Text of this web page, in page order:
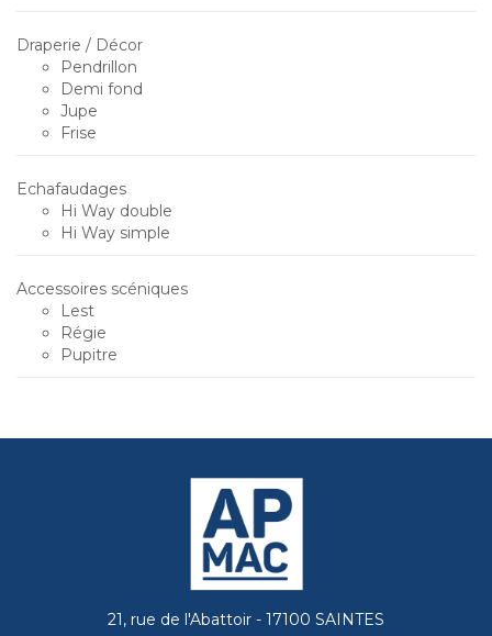
Draperie / Décor
Pendrillon
Demi fond
Jupe
Frise
Echafaudages
Hi Way double
Hi Way simple
Accessoires scéniques
Lest
Régie
Pupitre
21, rue de l'Abattoir - 17100 SAINTES